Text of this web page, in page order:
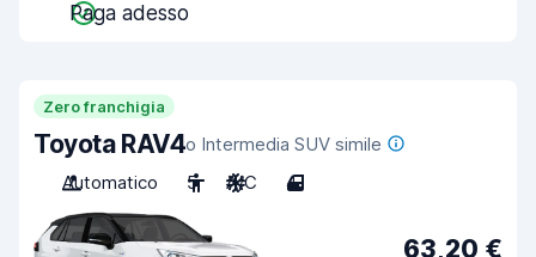
Paga adesso
Zero franchigia
Toyota RAV4o Intermedia SUV simile
Automatico
5 A/C 4
63,20 €